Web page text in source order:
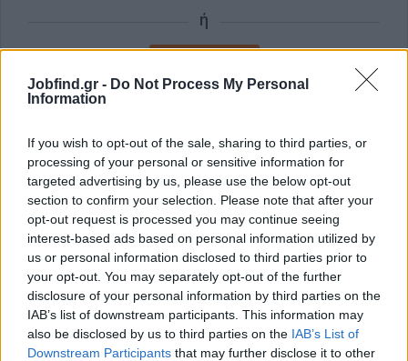
Jobfind.gr - Do Not Process My Personal
Information
If you wish to opt-out of the sale, sharing to third parties, or
processing of your personal or sensitive information for
targeted advertising by us, please use the below opt-out
section to confirm your selection. Please note that after your
opt-out request is processed you may continue seeing
interest-based ads based on personal information utilized by
us or personal information disclosed to third parties prior to
your opt-out. You may separately opt-out of the further
disclosure of your personal information by third parties on the
IAB’s list of downstream participants. This information may
also be disclosed by us to third parties on the IAB’s List of
Downstream Participants that may further disclose it to other
ή
έχετε λάβει πλήρη γνώση των εν λόγω όρων.